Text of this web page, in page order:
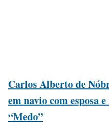
Carlos Alberto de
em navio com esposa
“Medo”